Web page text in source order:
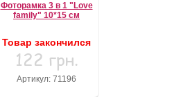
Фоторамка 3 в 1 "Love
family" 10*15 см
Товар закончился
122 грн.
Артикул: 71196